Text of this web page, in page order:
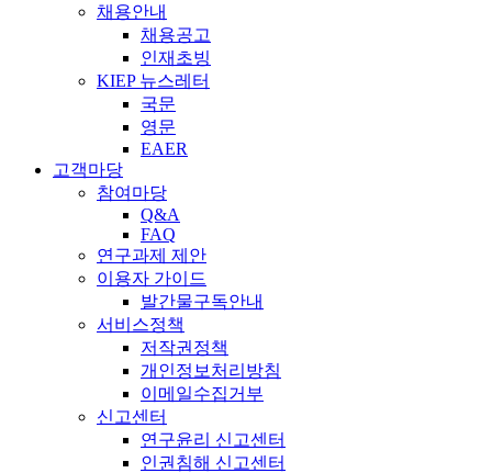
채용안내
채용공고
인재초빙
KIEP 뉴스레터
국문
영문
EAER
고객마당
참여마당
Q&A
FAQ
연구과제 제안
이용자 가이드
발간물구독안내
서비스정책
저작권정책
개인정보처리방침
이메일수집거부
신고센터
연구윤리 신고센터
인권침해 신고센터